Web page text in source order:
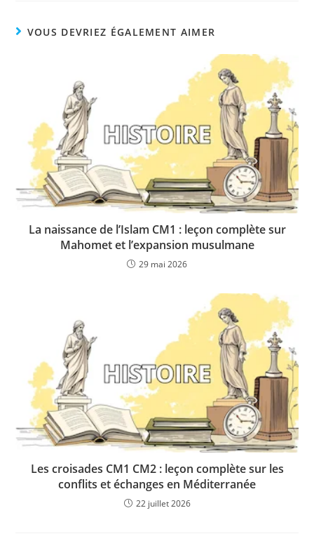
VOUS DEVRIEZ ÉGALEMENT AIMER
La naissance de l’Islam CM1 : leçon complète sur
Mahomet et l’expansion musulmane
29 mai 2026
Les croisades CM1 CM2 : leçon complète sur les
conflits et échanges en Méditerranée
22 juillet 2026